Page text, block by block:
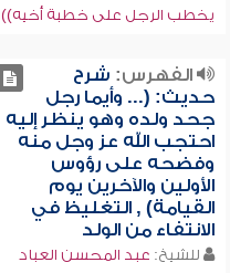
يخطب الرجل على خطبة أخيه))
الفهرس: شرح
حديث: (... وأيما رجل
جحد ولده وهو ينظر إليه
احتجب الله عز وجل منه
وفضحه على رؤوس
الأولين والآخرين يوم
القيامة) , التغليظ في
الانتفاء من الولد
للشيخ: عبد المحسن العباد